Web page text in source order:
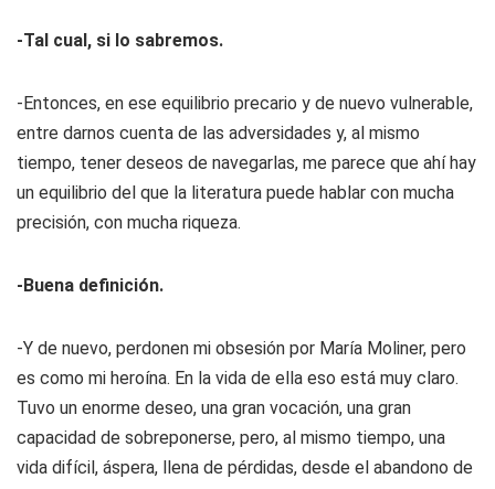
-Tal cual, si lo sabremos.
-Entonces, en ese equilibrio precario y de nuevo vulnerable,
entre darnos cuenta de las adversidades y, al mismo
tiempo, tener deseos de navegarlas, me parece que ahí hay
un equilibrio del que la literatura puede hablar con mucha
precisión, con mucha riqueza.
-Buena definición.
-Y de nuevo, perdonen mi obsesión por María Moliner, pero
es como mi heroína. En la vida de ella eso está muy claro.
Tuvo un enorme deseo, una gran vocación, una gran
capacidad de sobreponerse, pero, al mismo tiempo, una
vida difícil, áspera, llena de pérdidas, desde el abandono de